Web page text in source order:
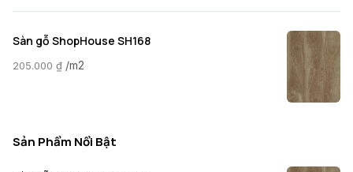
Sàn gỗ ShopHouse SH168
205.000 ₫ /m2
Sản Phẩm Nổi Bật